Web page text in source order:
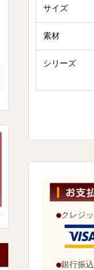
サイズ
素材
シリーズ
●クレジ
●銀行振込